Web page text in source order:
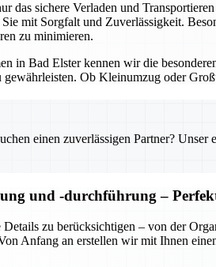
das sichere Verladen und
mit Sorgfalt und Zuverlässigkeit.
zu minimieren.
in Bad Elster kennen wir die
gewährleisten. Ob Kleinumzug oder
einen zuverlässigen Partner?
und -durchführung –
zu berücksichtigen – von der
Anfang an erstellen wir mit Ihnen